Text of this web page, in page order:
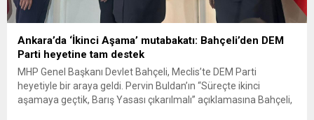
Ankara’da ‘İkinci Aşama’ mutabakatı: Bahçeli’den DEM
Parti heyetine tam destek
MHP Genel Başkanı Devlet Bahçeli, Meclis’te DEM Parti
heyetiyle bir araya geldi. Pervin Buldan’ın “Süreçte ikinci
aşamaya geçtik, Barış Yasası çıkarılmalı” açıklamasına Bahçeli,